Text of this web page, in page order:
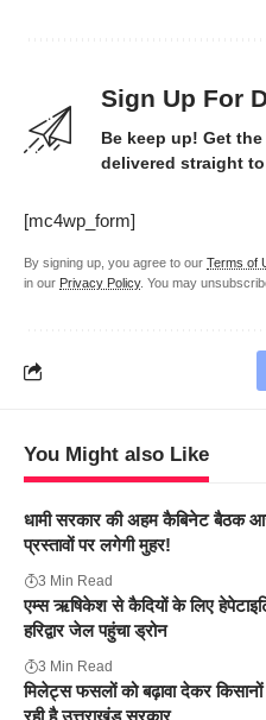
Sign Up For
Be keep up! Get
delivered straight
[mc4wp_form]
By signing up, you agree to our Terms of
in our Privacy Policy. You may
You Might also Like
धामी सरकार की अहम कैबिनेट बैठक
प्रस्तावों पर लगेगी मुहर!
3 Min Read
एम्स ऋषिकेश से कैदियों के लिए
हरिद्वार जेल पहुंचा ड्रोन
3 Min Read
मिलेट्स फसलों को बढ़ावा देकर